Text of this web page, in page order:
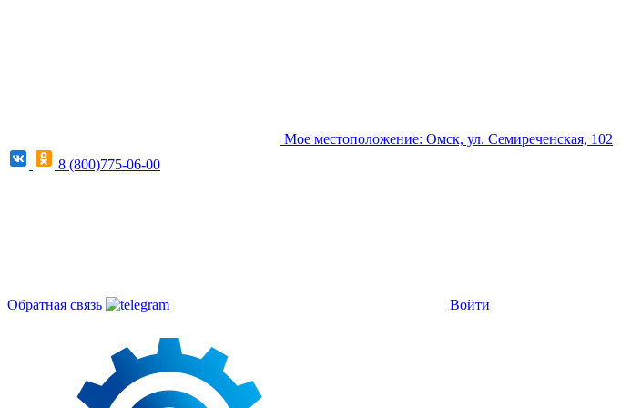
Мое местоположение: Омск, ул. Семиреченская, 102
8 (800)775-06-00
Обратная связь Войти